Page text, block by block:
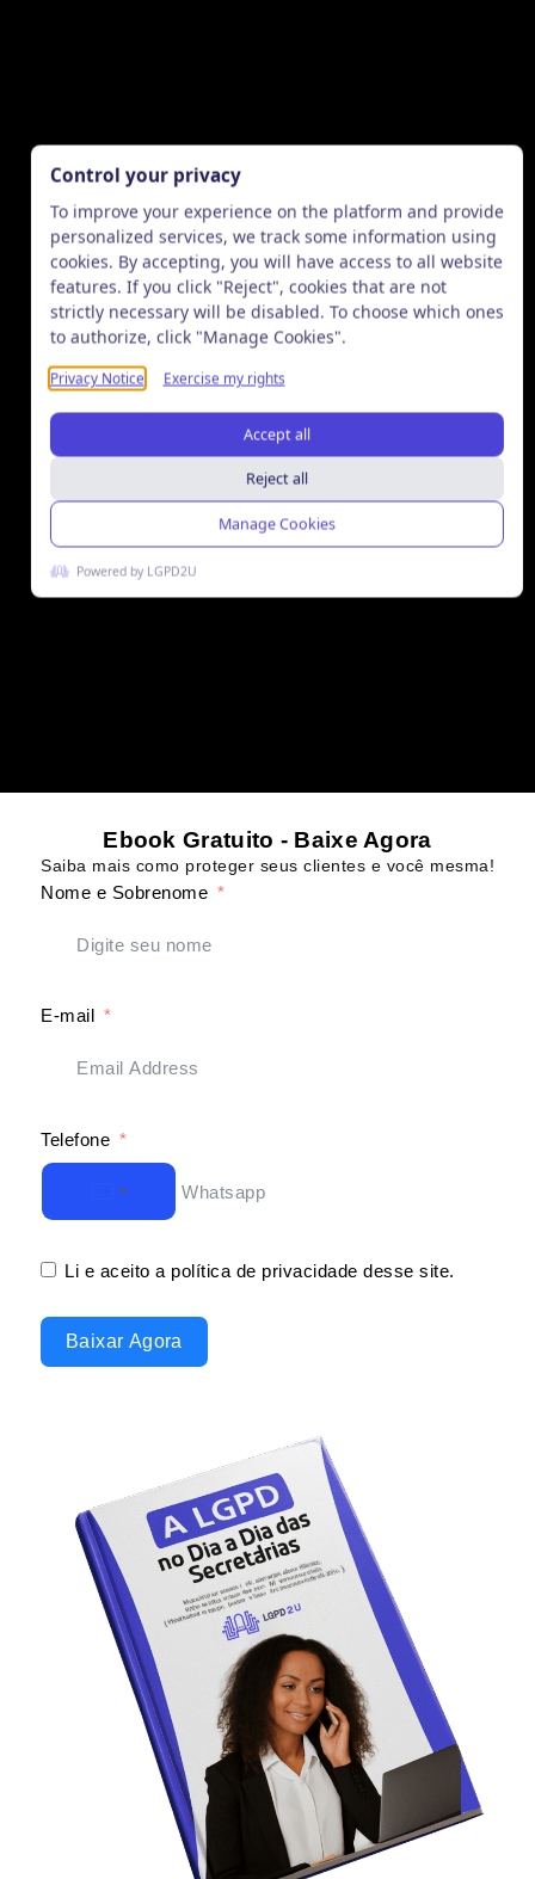
Ebook Gratuito - Baixe Agora
Saiba mais como proteger seus clientes e você mesma!
Nome e Sobrenome
E-mail
Telefone
Li e aceito a política de privacidade desse site.
Baixar Agora